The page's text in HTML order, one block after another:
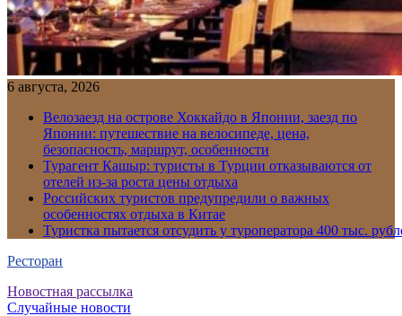
6 августа, 2026
Велозаезд на острове Хоккайдо в Японии, заезд по
Японии: путешествие на велосипеде, цена,
безопасность, маршрут, особенности
Турагент Кашыр: туристы в Турции отказываются от
отелей из-за роста цены отдыха
Российских туристов предупредили о важных
особенностях отдыха в Китае
Туристка пытается отсудить у туроператора 400 тыс.
Ресторан
Новостная рассылка
Случайные новости